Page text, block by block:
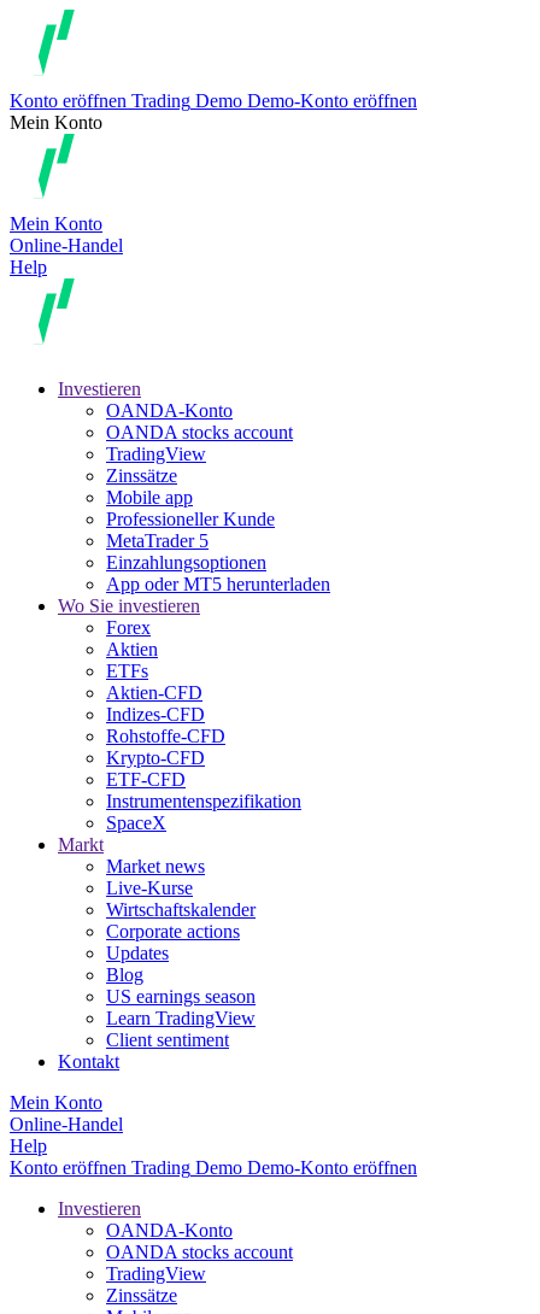
Konto eröffnen Trading Demo Demo-Konto eröffnen
Mein Konto
Mein Konto
Online-Handel
Help
Investieren
OANDA-Konto
OANDA stocks account
TradingView
Zinssätze
Mobile app
Professioneller Kunde
MetaTrader 5
Einzahlungsoptionen
App oder MT5 herunterladen
Wo Sie investieren
Forex
Aktien
ETFs
Aktien-CFD
Indizes-CFD
Rohstoffe-CFD
Krypto-CFD
ETF-CFD
Instrumentenspezifikation
SpaceX
Markt
Market news
Live-Kurse
Wirtschaftskalender
Corporate actions
Updates
Blog
US earnings season
Learn TradingView
Client sentiment
Kontakt
Mein Konto
Online-Handel
Help
Konto eröffnen Trading Demo Demo-Konto eröffnen
Investieren
OANDA-Konto
OANDA stocks account
TradingView
Zinssätze